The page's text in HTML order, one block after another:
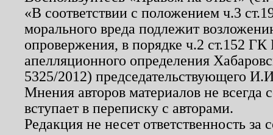
«В соответствии с положением ч.3
морального вреда подлежит
опровержения, в порядке ч.2 ст.152
апелляционного определения
5325/2012) председательствующего
Мнения авторов материалов не
вступает в переписку с авторами.
Редакция не несет ответственность